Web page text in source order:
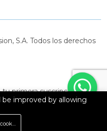
S.A. Todos los derechos
primera suscripción
be improved by allowing